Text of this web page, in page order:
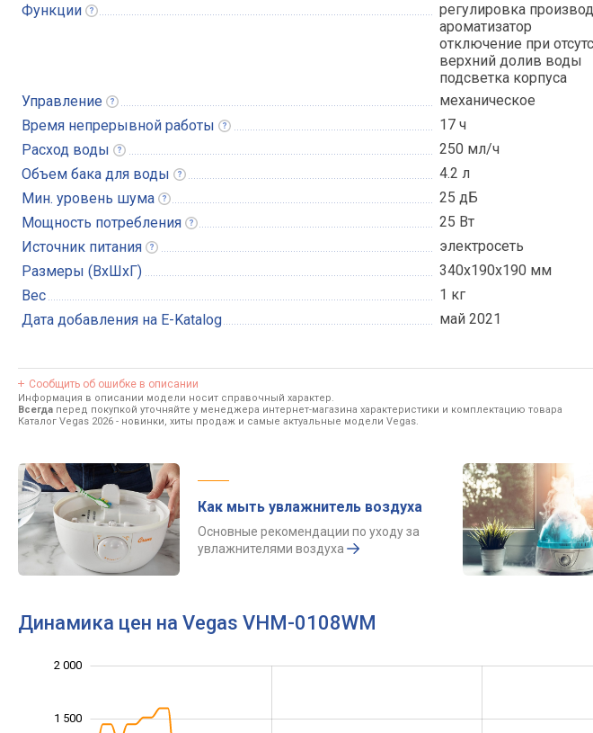
Функции
регулировка
ароматизатор
отключение при
верхний долив воды
подсветка корпуса
Управление
механическое
Время непрерывной работы
17 ч
Расход воды
250 мл/ч
Объем бака для воды
4.2 л
Мин. уровень шума
25 дБ
Мощность потребления
25 Вт
Источник питания
электросеть
Размеры (ВхШхГ)
340x190x190 мм
Вес
1 кг
Дата добавления на E-Katalog
май 2021
Сообщить об ошибке в описании
Информация в описании модели носит справочный характер.
Всегда перед покупкой уточняйте у менеджера интернет-магазина характеристики и комплектацию товара
Каталог Vegas 2026 - новинки, хиты продаж и самые актуальные модели Vegas.
Как мыть увлажнитель воздуха
Основные рекомендации по уходу за
увлажнителями воздуха
Динамика цен на Vegas VHM-0108WM
1 500
2 000